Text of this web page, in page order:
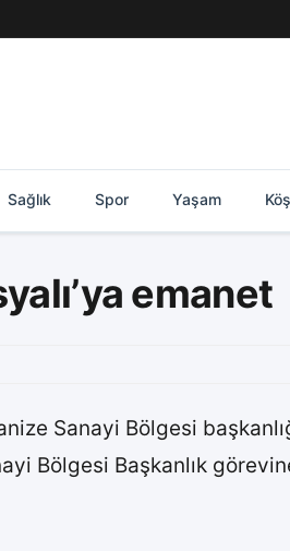
Sağlık Spor Yaşam
emanet
Sanayi Bölgesi
Bölgesi Başkanlık